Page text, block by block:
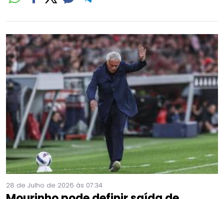
28 de Julho de 2026 às 07:34